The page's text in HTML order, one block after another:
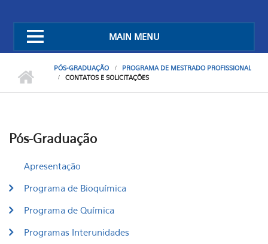
MAIN MENU
PÓS-GRADUAÇÃO
PROGRAMA DE MESTRADO PROFISSIONAL
CONTATOS E SOLICITAÇÕES
Pós-Graduação
Apresentação
Programa de Bioquímica
Programa de Química
Programas Interunidades